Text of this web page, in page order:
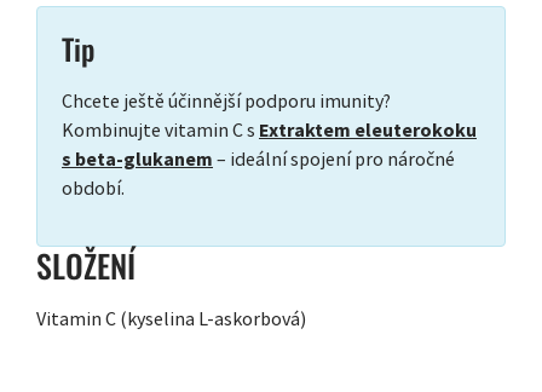
Tip
Chcete ještě účinnější podporu imunity?
Kombinujte vitamin C s Extraktem eleuterokoku
s beta-glukanem – ideální spojení pro náročné
období.
SLOŽENÍ
Vitamin C (kyselina L-askorbová)